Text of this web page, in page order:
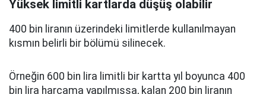
Yüksek limitli kartlarda düşüş olabilir
400 bin liranın üzerindeki limitlerde kullanılmayan
kısmın belirli bir bölümü silinecek.
Örneğin 600 bin lira limitli bir kartta yıl boyunca 400
bin lira harcama yapılmışsa, kalan 200 bin liranın